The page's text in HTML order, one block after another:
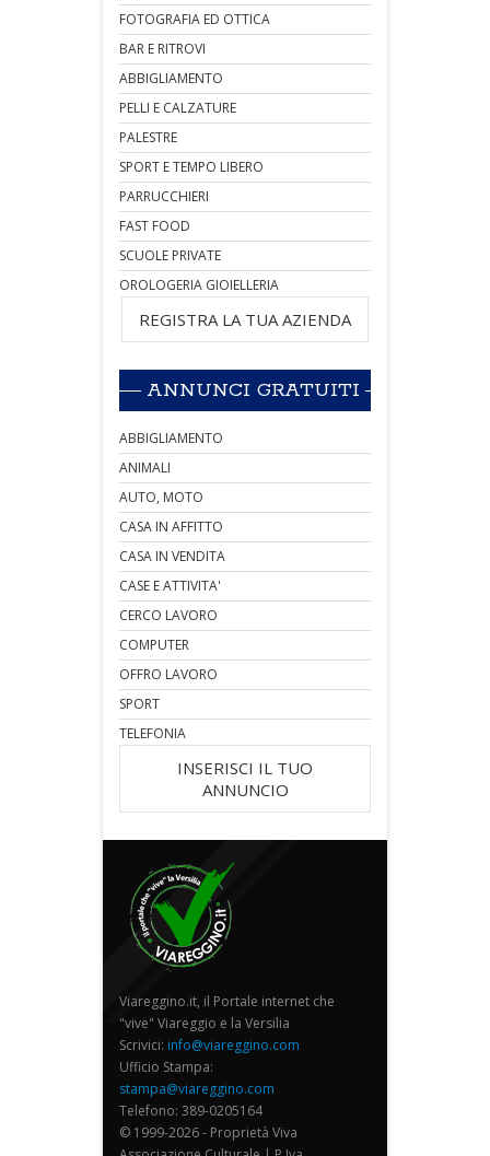
FOTOGRAFIA ED OTTICA
BAR E RITROVI
ABBIGLIAMENTO
PELLI E CALZATURE
PALESTRE
SPORT E TEMPO LIBERO
PARRUCCHIERI
FAST FOOD
SCUOLE PRIVATE
OROLOGERIA GIOIELLERIA
REGISTRA LA TUA AZIENDA
ANNUNCI GRATUITI
ABBIGLIAMENTO
ANIMALI
AUTO, MOTO
CASA IN AFFITTO
CASA IN VENDITA
CASE E ATTIVITA'
CERCO LAVORO
COMPUTER
OFFRO LAVORO
SPORT
TELEFONIA
INSERISCI IL TUO
ANNUNCIO
Viareggino.it, il Portale internet che
"vive" Viareggio e la Versilia
Scrivici: info@viareggino.com
Ufficio Stampa:
stampa@viareggino.com
Telefono: 389-0205164
© 1999-2026 - Proprietà Viva